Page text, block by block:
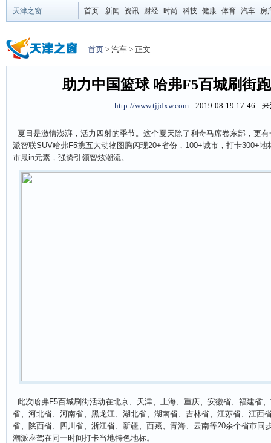
天津之窗 首页 新闻 资讯 财经 时尚 科技 健康 体育 汽车 房
首页 > 汽车 > 正文
助力中国篮球 哈弗F5百城刷街
http://www.tjjdxw.com 2019-08-19 17:46
夏日是激情澎湃，活力四射的季节。这个夏天除了利奇马席卷东部，更
派智联SUV哈弗F5携五大动物图腾闪现20+省份，100+城市，打卡300+
市最in元素，强势引领智炫潮流。
此次哈弗F5百城刷街活动在北京、天津、上海、重庆、安徽省、福建省
省、河北省、河南省、黑龙江、湖北省、湖南省、吉林省、江苏省、江西
省、陕西省、四川省、浙江省、新疆、西藏、青海、云南等20余个省市同
潮派座驾在同一时间打卡当地特色地标。